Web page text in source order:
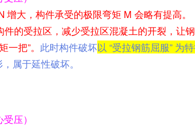
增大，构件承受的极限弯矩 M 会略有提高。
件的受拉区，减少受拉区混凝土的开裂，让
把”。 此时构件破坏以 “受拉钢筋屈服” 为
属于延性破坏。
压）